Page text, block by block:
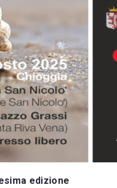
edizione